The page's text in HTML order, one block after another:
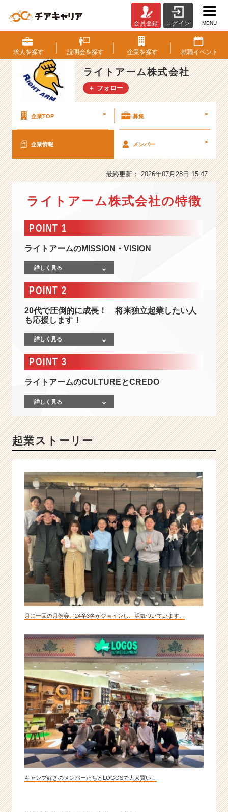
イ
ト
ア
ー
ム
株
式
【8
連
収
増
益】
I
を
軸
広
い
ベ
ン
ャ
ー・
成
長
企
か
ら
ス
カ
ウ
が
く
就
サ
イ
ト
チ
ア
キ
ャ
リ
ア
会員登録 ログイン MENU
求人を探す 説明会を探す 企業を探す 就職イベント
ライトアーム株式会社
＋ フォロー
企業TOP > 募集 >
企業情報 メンバー >
最終更新： 2026年07月28日 15:47
ライトアーム株式会社の特徴
POINT 1
ライトアームのMISSION・VISION
詳しく見る
POINT 2
20代で圧倒的に成長！ 将来独立起業したい人
も応援します！
詳しく見る
POINT 3
ライトアームのCULTUREとCREDO
詳しく見る
起業ストーリー
月に一回の月例会。24卒3名がジョインし、活気づいています。
キャンプ好きのメンバーたちとLOGOSで大人買い！